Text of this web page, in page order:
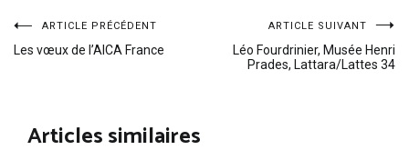
Navigation
l’article
ARTICLE PRÉCÉDENT
Les vœux de l’AICA France
ARTICLE SUIVANT
Léo Fourdrinier, Musée Henri
Prades, Lattara/Lattes 34
Articles similaires